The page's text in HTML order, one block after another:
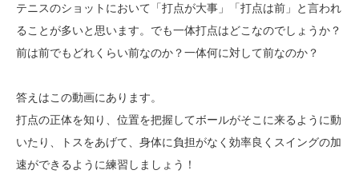
テニスのショットにおいて「打点が大事」「打点は前」と言われ
ることが多いと思います。でも一体打点はどこなのでしょうか？
前は前でもどれくらい前なのか？一体何に対して前なのか？
答えはこの動画にあります。
打点の正体を知り、位置を把握してボールがそこに来るように動
いたり、トスをあげて、身体に負担がなく効率良くスイングの加
速ができるように練習しましょう！